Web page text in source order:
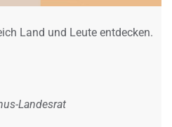
Land und Leute entdecken.
Landesrat